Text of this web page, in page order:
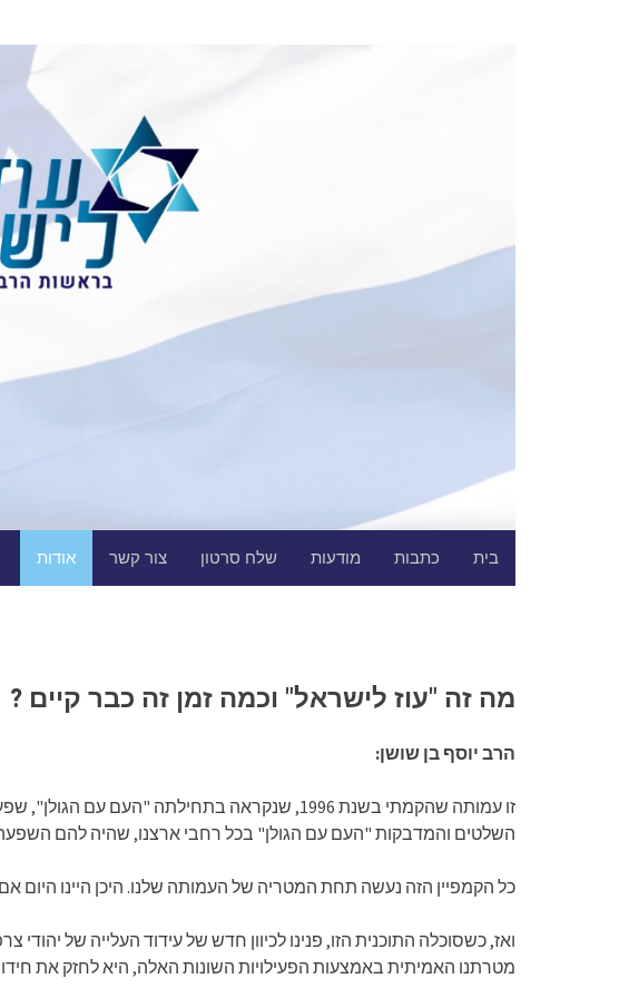
בית כתבות מודעות שלח סרטון צור קשר אודות
מה זה "עוז לישראל" וכמה זמן זה כבר קיים ?
הרב יוסף בן שושן:
זו עמותה שהקמתי בשנת 1996, שנקראה
השלטים והמדבקות "העם עם הגולן" בכל רחבי ארצנו, שהיה להם
כל הקמפיין הזה נעשה תחת המטריה של העמותה שלנו. היכן היינו
מטרתנו האמיתית באמצעות הפעילויות השונות האלה, היא לחזק את